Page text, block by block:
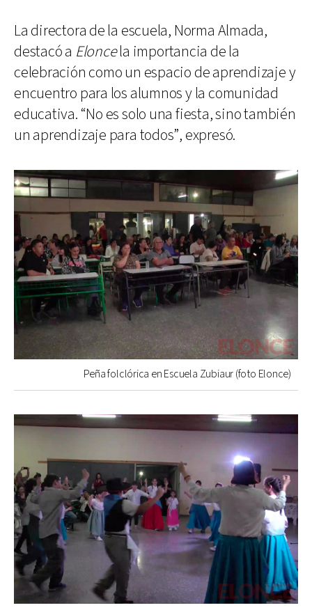
La directora de la escuela, Norma Almada,
destacó a Eloncela importancia de la
celebración como un espacio de aprendizaje y
encuentro para los alumnos y la comunidad
educativa. “No es solo una fiesta, sino también
un aprendizaje para todos”, expresó.
Peña folclórica en Escuela Zubiaur (foto Elonce)